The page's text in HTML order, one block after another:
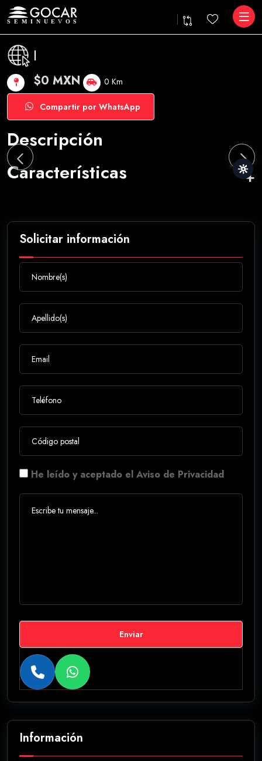
|
$0 MXN 0 Km
Compartir por WhatsApp
Descripción
Características
Solicitar información
He leído y aceptado el Aviso de Privacidad
Enviar
Información